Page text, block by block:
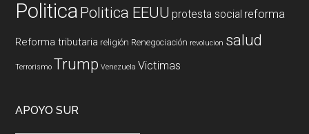
PoliticaPolitica EEUU protesta social reforma
Reforma tributaria religión Renegociación revolucion salud
Terrorismo Trump Venezuela Victimas
APOYO SUR